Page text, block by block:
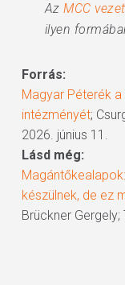
AzMCC
ilyen
Forrás:
Magyar Péterék
intézményét;
2026. június 11.
Lásd még:
készülnek, de ez
Brückner Gergely;